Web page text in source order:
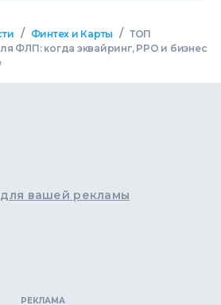
/ Финтех и Карты / ТОП
ФЛП: когда эквайринг, РРО и бизнес
вашей рекламы